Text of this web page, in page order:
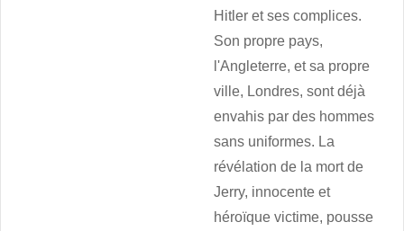
Hitler et ses complices.
Son propre pays,
l'Angleterre, et sa propre
ville, Londres, sont déjà
envahis par des hommes
sans uniformes. La
révélation de la mort de
Jerry, innocente et
héroïque victime, pousse